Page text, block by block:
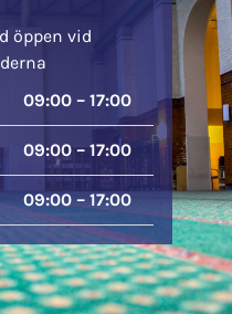
öppen vid
09:00 – 17:00
09:00 – 17:00
09:00 – 17:00